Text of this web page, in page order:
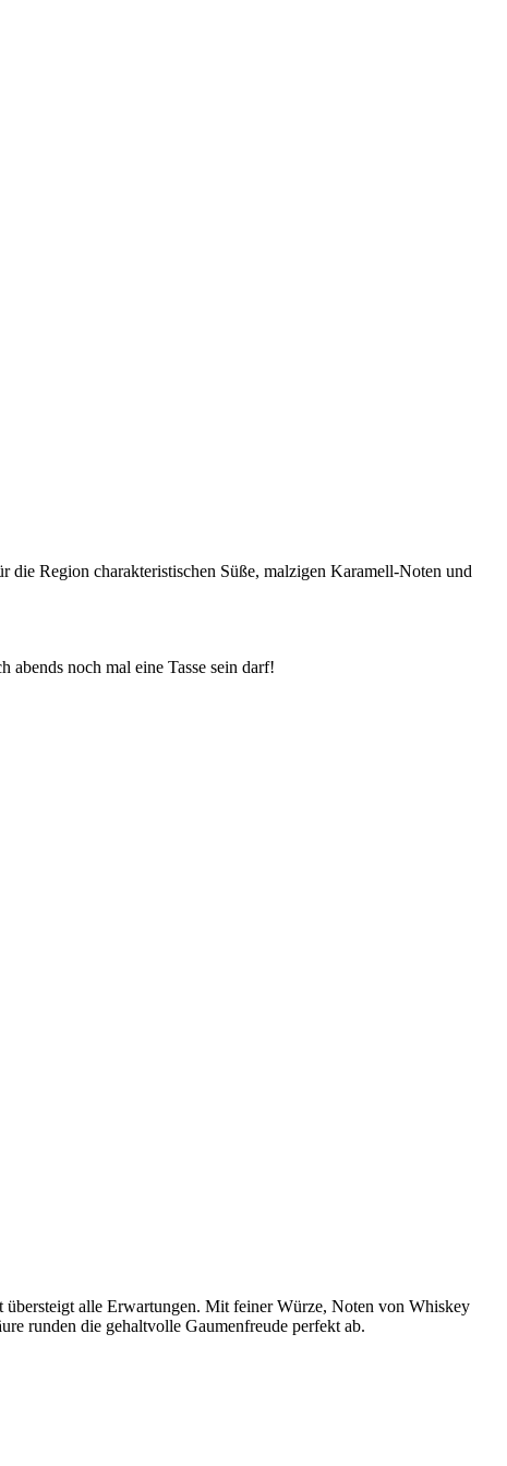
die Region charakteristischen Süße, malzigen Karamell-Noten und
noch mal eine Tasse sein darf!
übersteigt alle Erwartungen. Mit feiner Würze, Noten von Whiskey
runden die gehaltvolle Gaumenfreude perfekt ab.